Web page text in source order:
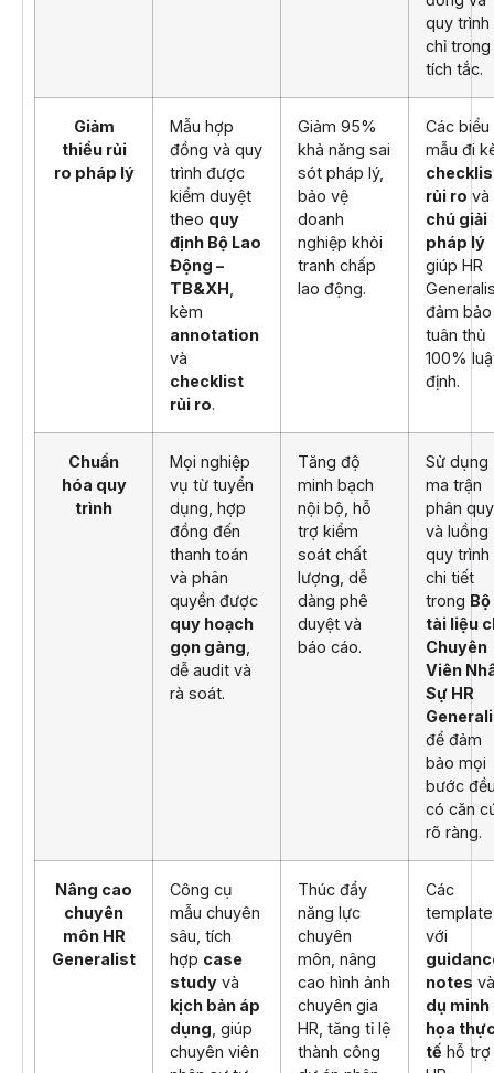
quy trình
chỉ trong
tích tắc.
Giảm
thiểu rủi
ro pháp lý
Mẫu hợp
đồng và quy
trình được
kiểm duyệt
theo quy
định Bộ Lao
Động –
TB&XH
kèm
annotation
và
checklist
rủi ro.
Giảm 95%
khả năng sai
sót pháp lý,
bảo vệ
doanh
nghiệp khỏi
tranh chấp
lao động.
Các biểu
mẫu đi
rủi ro và
chú giải
pháp lý
giúp HR
đảm bảo
tuân thủ
100%
định.
Chuẩn
hóa quy
trình
Mọi nghiệp
vụ từ tuyển
dụng, hợp
đồng đến
thanh toán
và phân
quyền được
quy hoạch
gọn gàng
dễ audit và
rà soát.
Tăng độ
minh bạch
nội bộ, hỗ
trợ kiểm
soát chất
lượng, dễ
dàng phê
duyệt và
báo cáo.
Sử dụng
ma trận
phân
và luồng
quy trình
chi tiết
trong Bộ
tài liệu
Chuyên
Viên
Sự HR
để đảm
bảo mọi
bước
có căn
rõ ràng.
Nâng cao
chuyên
môn HR
Generalist
Công cụ
mẫu chuyên
sâu, tích
hợp case
study và
kịch bản áp
dụng , giúp
chuyên viên
Thúc đẩy
năng lực
chuyên
môn, nâng
cao hình ảnh
chuyên gia
HR, tăng tỉ lệ
thành công
Các
template
với
notes
dụ minh
họa
tế hỗ trợ